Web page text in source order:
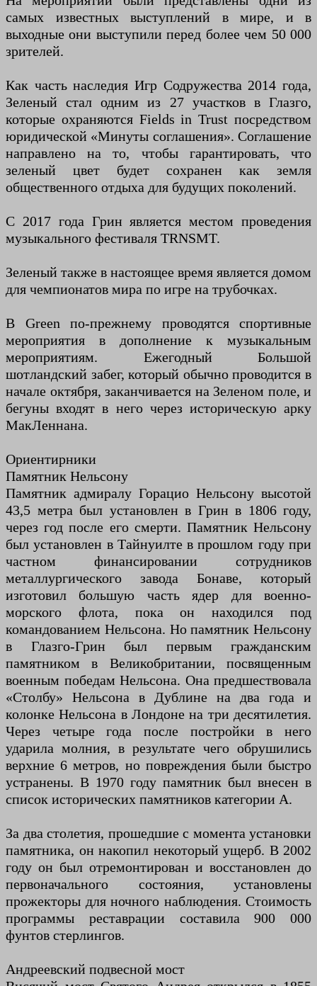
самых известных выступлений в мире, и в
выходные они выступили перед более чем 50 000
зрителей.
Как часть наследия Игр Содружества 2014 года,
Зеленый стал одним из 27 участков в Глазго,
которые охраняются Fields in Trust посредством
юридической «Минуты соглашения». Соглашение
направлено на то, чтобы гарантировать, что
зеленый цвет будет сохранен как земля
общественного отдыха для будущих поколений.
С 2017 года Грин является местом проведения
музыкального фестиваля TRNSMT.
Зеленый также в настоящее время является домом
для чемпионатов мира по игре на трубочках.
В Green по-прежнему проводятся спортивные
мероприятия в дополнение к музыкальным
мероприятиям. Ежегодный Большой
шотландский забег, который обычно проводится в
начале октября, заканчивается на Зеленом поле, и
бегуны входят в него через историческую арку
МакЛеннана.
Ориентирники
Памятник Нельсону
Памятник адмиралу Горацио Нельсону высотой
43,5 метра был установлен в Грин в 1806 году,
через год после его смерти. Памятник Нельсону
был установлен в Тайнуилте в прошлом году при
частном финансировании сотрудников
металлургического завода Бонаве, который
изготовил большую часть ядер для военно-
морского флота, пока он находился под
командованием Нельсона. Но памятник Нельсону
в Глазго-Грин был первым гражданским
памятником в Великобритании, посвященным
военным победам Нельсона. Она предшествовала
«Столбу» Нельсона в Дублине на два года и
колонке Нельсона в Лондоне на три десятилетия.
Через четыре года после постройки в него
ударила молния, в результате чего обрушились
верхние 6 метров, но повреждения были быстро
устранены. В 1970 году памятник был внесен в
список исторических памятников категории А.
За два столетия, прошедшие с момента установки
памятника, он накопил некоторый ущерб. В 2002
году он был отремонтирован и восстановлен до
первоначального состояния, установлены
прожекторы для ночного наблюдения. Стоимость
программы реставрации составила 900 000
фунтов стерлингов.
Андреевский подвесной мост